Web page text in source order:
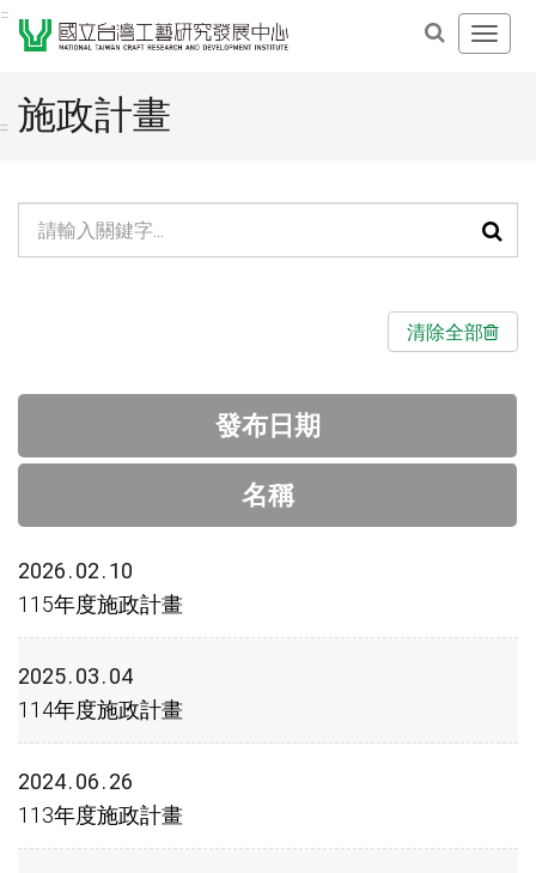
跳
要
內
:::
開
單
::: 施政計畫
元
搜
尋
功
清除全部
發布日期
名稱
2026 02 10
115年度施政計畫
2025 03 04
114年度施政計畫
2024 06 26
113年度施政計畫